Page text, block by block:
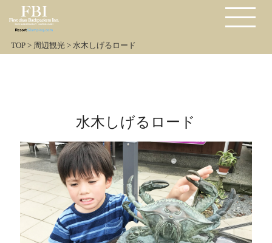
TOP > 周辺観光 >水木しげるロード
水木しげるロード